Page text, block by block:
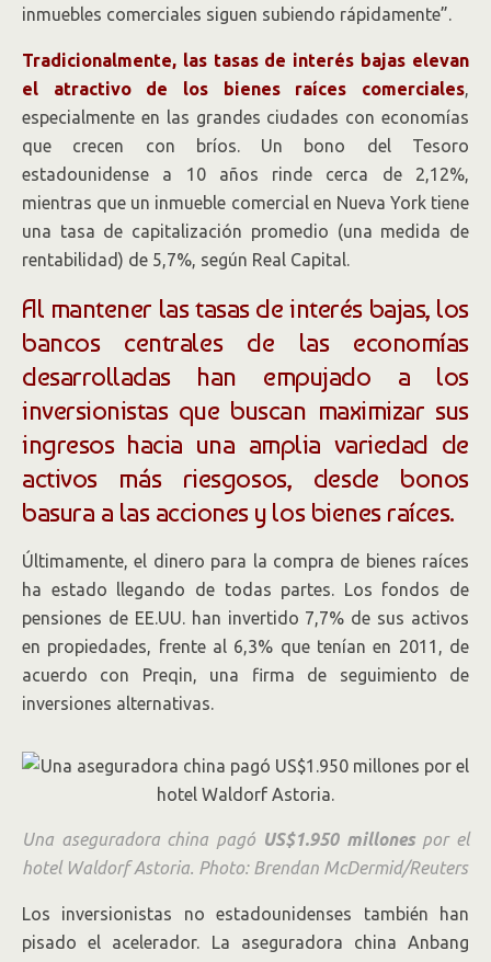
inmuebles comerciales siguen subiendo rápidamente”.
Tradicionalmente, las tasas de interés bajas elevan
el atractivo de los bienes raíces comerciales,
especialmente en las grandes ciudades con economías
que crecen con bríos. Un bono del Tesoro
estadounidense a 10 años rinde cerca de 2,12%,
mientras que un inmueble comercial en Nueva York tiene
una tasa de capitalización promedio (una medida de
rentabilidad) de 5,7%, según Real Capital.
Al mantener las tasas de interés bajas, los
bancos centrales de las economías
desarrolladas han empujado a los
inversionistas que buscan maximizar sus
ingresos hacia una amplia variedad de
activos más riesgosos, desde bonos
basura a las acciones y los bienes raíces.
Últimamente, el dinero para la compra de bienes raíces
ha estado llegando de todas partes. Los fondos de
pensiones de EE.UU. han invertido 7,7% de sus activos
en propiedades, frente al 6,3% que tenían en 2011, de
acuerdo con Preqin, una firma de seguimiento de
inversiones alternativas.
Una aseguradora china pagó US$1.950 millonespor el
hotel Waldorf Astoria. Photo: Brendan McDermid/Reuters
Los inversionistas no estadounidenses también han
pisado el acelerador. La aseguradora china Anbang